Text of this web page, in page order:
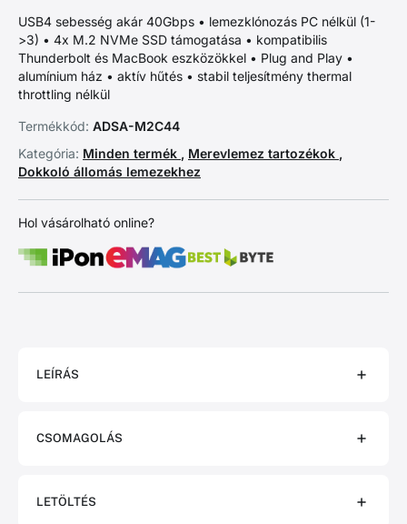
USB4 sebesség akár 40Gbps • lemezklónozás PC nélkül (1-
>3) • 4x M.2 NVMe SSD támogatása • kompatibilis
Thunderbolt és MacBook eszközökkel • Plug and Play •
alumínium ház • aktív hűtés • stabil teljesítmény thermal
throttling nélkül
Termékkód: ADSA-M2C44
Kategória: Minden termék , Merevlemez tartozékok ,
Dokkoló állomás lemezekhez
Hol vásárolható online?
LEÍRÁS
CSOMAGOLÁS
LETÖLTÉS